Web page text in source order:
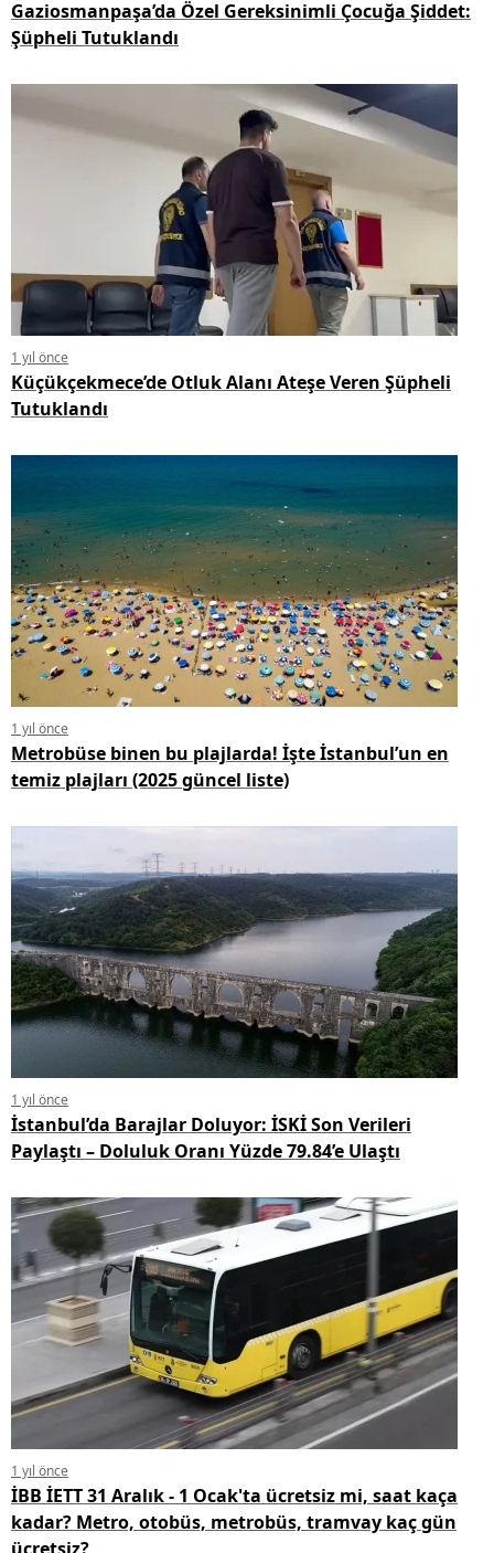
Gaziosmanpaşa’da Özel Gereksinimli Çocuğa Şiddet:
Şüpheli Tutuklandı
1 yıl önce
Küçükçekmece’de Otluk Alanı Ateşe Veren Şüpheli
Tutuklandı
1 yıl önce
Metrobüse binen bu plajlarda! İşte İstanbul’un en
temiz plajları (2025 güncel liste)
1 yıl önce
İstanbul’da Barajlar Doluyor: İSKİ Son Verileri
Paylaştı – Doluluk Oranı Yüzde 79.84’e Ulaştı
1 yıl önce
İBB İETT 31 Aralık - 1 Ocak'ta ücretsiz mi, saat kaça
kadar? Metro, otobüs, metrobüs, tramvay kaç gün